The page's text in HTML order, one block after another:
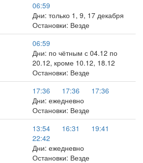
06:59
Дни: только 1, 9, 17 декабря
Остановки: Везде
06:59
Дни: по чётным с 04.12 по
20.12, кроме 10.12, 18.12
Остановки: Везде
17:36 17:36
17:36
Дни: ежедневно
Остановки: Везде
13:54 16:31
19:41
22:42
Дни: ежедневно
Остановки: Везде